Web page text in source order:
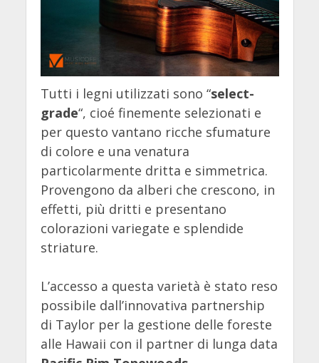
Tutti i legni utilizzati sono “select-
grade“, cioé finemente selezionati e
per questo vantano ricche sfumature
di colore e una venatura
particolarmente dritta e simmetrica.
Provengono da alberi che crescono, in
effetti, più dritti e presentano
colorazioni variegate e splendide
striature.
L’accesso a questa varietà è stato reso
possibile dall’innovativa partnership
di Taylor per la gestione delle foreste
alle Hawaii con il partner di lunga data